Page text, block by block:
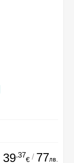
39.37
€ / 77лв.